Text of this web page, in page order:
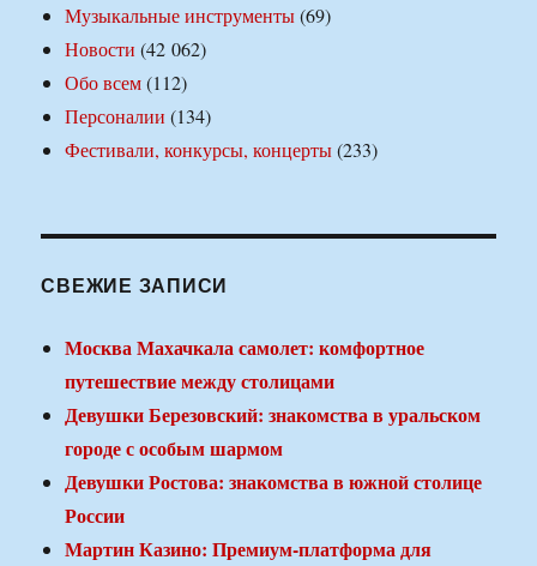
Музыкальные инструменты(69)
Новости (42 062)
Обо всем(112)
Персоналии (134)
Фестивали, конкурсы, концерты(233)
СВЕЖИЕ ЗАПИСИ
Москва Махачкала самолет: комфортное
путешествие между столицами
Девушки Березовский: знакомства в уральском
городе с особым шармом
Девушки Ростова: знакомства в южной столице
России
Мартин Казино: Премиум-платформа для